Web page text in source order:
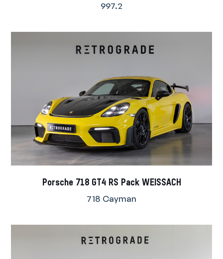
997.2
Porsche 718 GT4 RS Pack WEISSACH
718 Cayman